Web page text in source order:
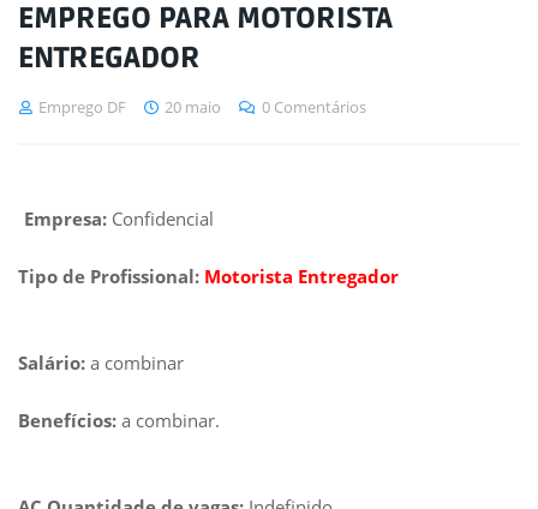
EMPREGO PARA MOTORISTA
ENTREGADOR
Emprego DF 20 maio 0 Comentários
Empresa: Confidencial
Tipo de Profissional: Motorista Entregador
Salário: a combinar
Benefícios: a combinar.